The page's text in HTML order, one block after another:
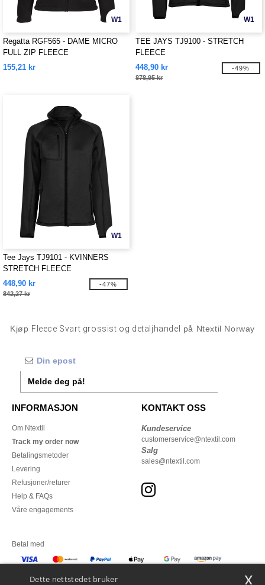
W1
Regatta RGF565 - DAME MICRO
FULL ZIP FLEECE
155,21 kr
W1
TEE JAYS TJ9100 - STRETCH
FLEECE
448,90 kr
878,95 kr
-49%
W1
Tee Jays TJ9101 - KVINNERS
STRETCH FLEECE
448,90 kr
842,27 kr
-47%
Kjøp Fleece Svart grossist og detaljhandel på Ntextil Norway
Melde deg på!
INFORMASJON
Om Ntextil
Track my order now
Betalingsmetoder
Levering
Refusjoner/returer
Help & FAQs
Våre engagements
KONTAKT OSS
Kundeservice
customerservice@ntextil.com
Salg
sales@ntextil.com
Betal med
Dette nettstedet bruker x